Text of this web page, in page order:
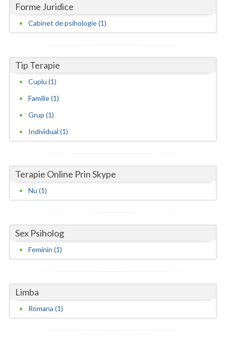
Neamt
Prahova
Satu-Mare
Sibiu
Teleorman
Valcea
Forme Juridice
Cabinet de psihologie (1)
Tip Terapie
Cuplu (1)
Familie (1)
Grup (1)
Individual (1)
Terapie Online Prin Skype
Nu (1)
Sex Psiholog
Feminin (1)
Limba
Romana (1)